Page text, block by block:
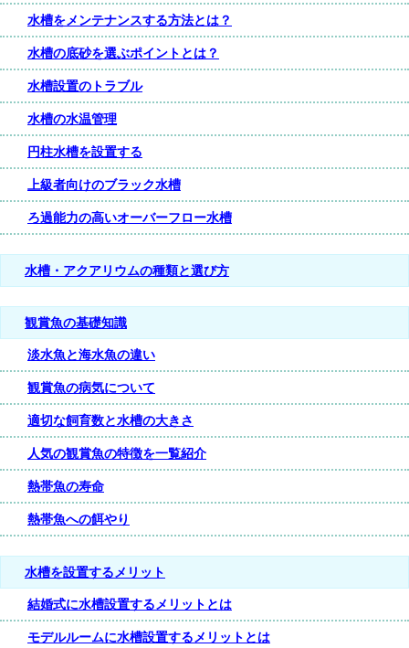
水槽をメンテナンスする方法とは？
水槽の底砂を選ぶポイントとは？
水槽設置のトラブル
水槽の水温管理
円柱水槽を設置する
上級者向けのブラック水槽
ろ過能力の高いオーバーフロー水槽
水槽・アクアリウムの種類と選び方
観賞魚の基礎知識
淡水魚と海水魚の違い
観賞魚の病気について
適切な飼育数と水槽の大きさ
人気の観賞魚の特徴を一覧紹介
熱帯魚の寿命
熱帯魚への餌やり
水槽を設置するメリット
結婚式に水槽設置するメリットとは
モデルルームに水槽設置するメリットとは